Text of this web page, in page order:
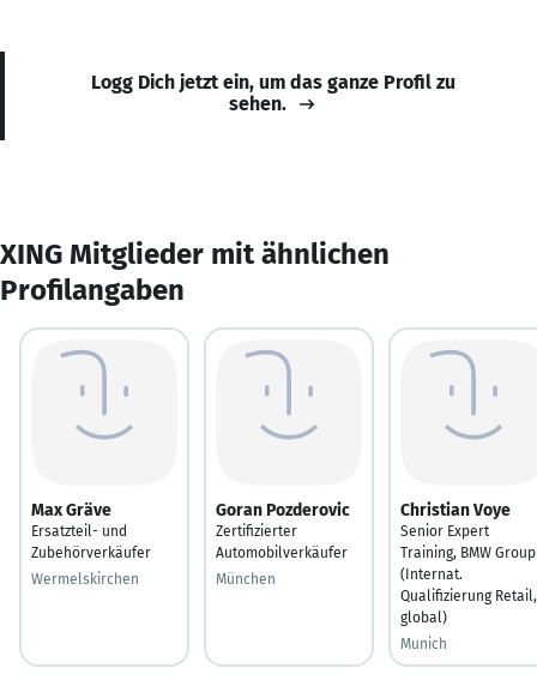
Logg Dich jetzt ein, um das ganze Profil zu
sehen.
XING Mitglieder mit ähnlichen
Profilangaben
Max Gräve
Ersatzteil- und
Zubehörverkäufer
Wermelskirchen
Goran Pozderovic
Zertifizierter
Automobilverkäufer
München
Christian Voye
Senior Expert
Training, BMW Group
(Internat.
Qualifizierung Retail,
global)
Munich